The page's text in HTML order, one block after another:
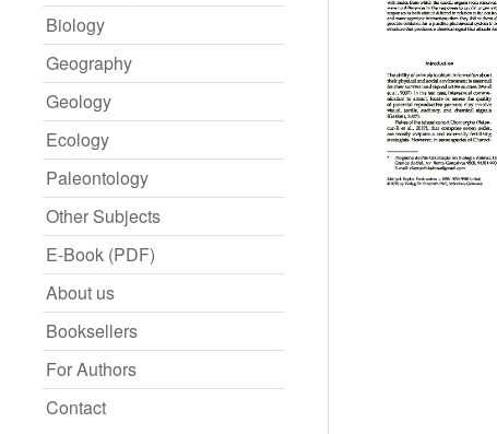
Biology
Geography
Geology
Ecology
Paleontology
Other Subjects
E-Book (PDF)
About us
Booksellers
For Authors
Contact